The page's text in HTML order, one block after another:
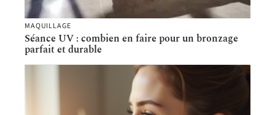
MAQUILLAGE
Séance UV : combien en faire pour un bronzage
parfait et durable